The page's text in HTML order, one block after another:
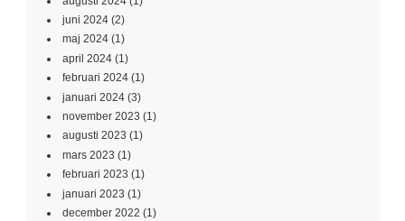
juni 2024 (2)
maj 2024 (1)
april 2024 (1)
februari 2024 (1)
januari 2024 (3)
november 2023 (1)
augusti 2023 (1)
mars 2023 (1)
februari 2023 (1)
januari 2023 (1)
december 2022 (1)